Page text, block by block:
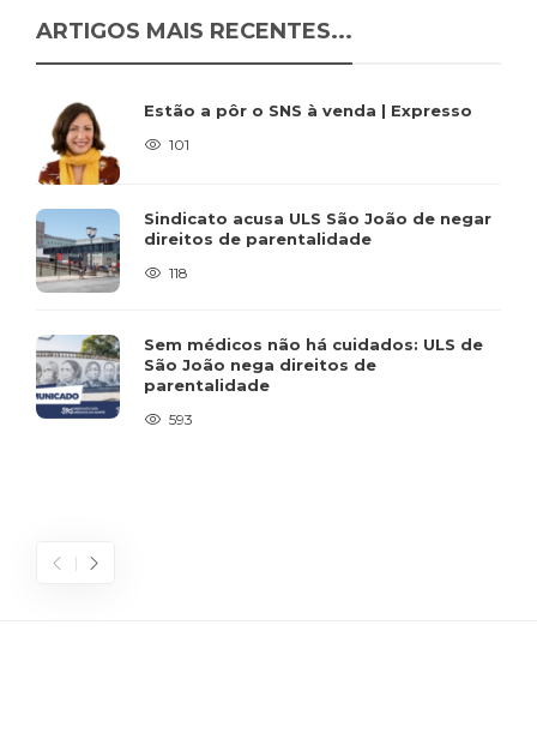
ARTIGOS MAIS RECENTES...
Estão a pôr o SNS à venda | Expresso
101
Sindicato acusa ULS São João de negar
direitos de parentalidade
118
Sem médicos não há cuidados: ULS de
São João nega direitos de
parentalidade
593